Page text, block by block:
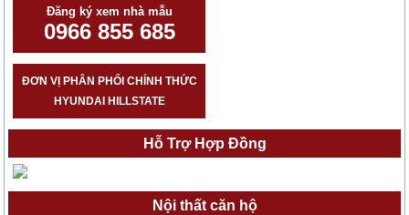
Đăng ký xem nhà mẫu
0966 855 685
ĐƠN VỊ PHÂN PHỐI CHÍNH THỨC
HYUNDAI HILLSTATE
Hỗ Trợ Hợp Đồng
Nội thất căn hộ